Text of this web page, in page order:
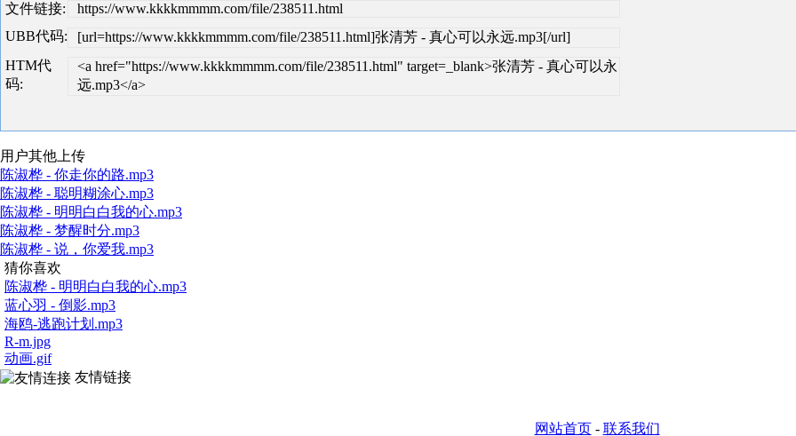
文件链接:
https://www.kkkkmmmm.com/file/238511.html
UBB代码:
[url=https://www.kkkkmmmm.com/file/238511.html]张清芳 - 真心可以永远.mp3[/url]
HTM代
码:
<a href="https://www.kkkkmmmm.com/file/238511.html" target=_blank>张清芳 - 真心可以永
远.mp3</a>
用户其他上传
陈淑桦 - 你走你的路.mp3
陈淑桦 - 聪明糊涂心.mp3
陈淑桦 - 明明白白我的心.mp3
陈淑桦 - 梦醒时分.mp3
陈淑桦 - 说，你爱我.mp3
猜你喜欢
陈淑桦 - 明明白白我的心.mp3
蓝心羽 - 倒影.mp3
海鸥-逃跑计划.mp3
R-m.jpg
动画.gif
友情链接
网站首页- 联系我们